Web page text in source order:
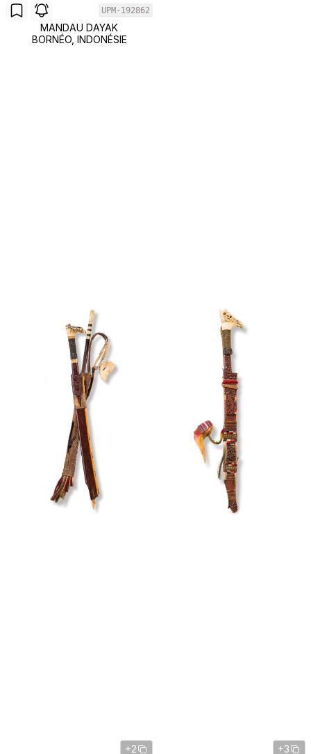
UPM-192862
MANDAU DAYAK
BORNÉO, INDONÉSIE
+2 +3